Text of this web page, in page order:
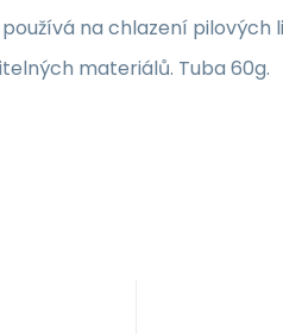
na chlazení pilových
materiálů. Tuba 60g.